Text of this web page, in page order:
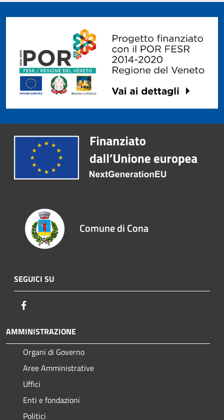
Comune di Cona
SEGUICI SU
AMMINISTRAZIONE
Organi di Governo
Aree Amministrative
Uffici
Enti e fondazioni
Politici